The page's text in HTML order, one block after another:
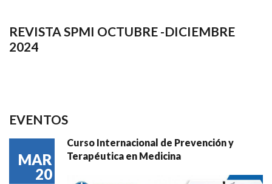
REVISTA SPMI OCTUBRE -DICIEMBRE
2024
EVENTOS
MAR
20
Curso Internacional de Prevención y
Terapéutica en Medicina